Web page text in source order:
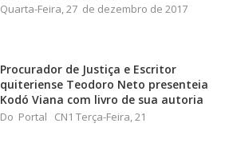
Quarta-Feira, 27 de dezembro de 2017
Procurador de Justiça e Escritor
quiteriense Teodoro Neto presenteia
Kodó Viana com livro de sua autoria
Do Portal CN1 Terça-Feira, 21